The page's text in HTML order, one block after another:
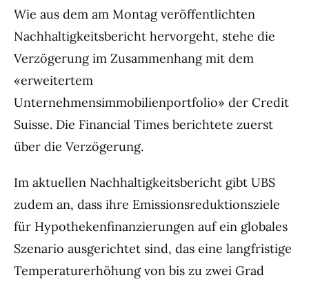
Wie aus dem am Montag veröffentlichten
Nachhaltigkeitsbericht hervorgeht, stehe die
Verzögerung im Zusammenhang mit dem
«erweitertem
Unternehmensimmobilienportfolio» der Credit
Suisse. Die Financial Times berichtete zuerst
über die Verzögerung.
Im aktuellen Nachhaltigkeitsbericht gibt UBS
zudem an, dass ihre Emissionsreduktionsziele
für Hypothekenfinanzierungen auf ein globales
Szenario ausgerichtet sind, das eine langfristige
Temperaturerhöhung von bis zu zwei Grad